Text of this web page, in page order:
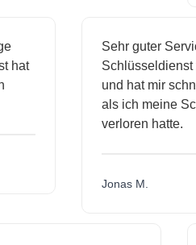
hat
Sehr guter
und hat mir
als ich
verloren
Jonas M.